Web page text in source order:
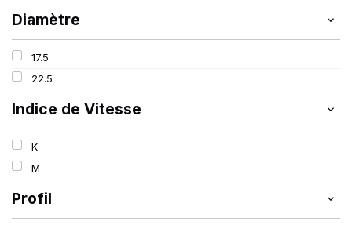
Diamètre
17.5
22.5
Indice de Vitesse
K
M
Profil